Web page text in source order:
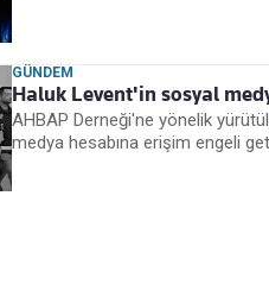
GÜNDEM
Haluk Levent'in sosyal
AHBAP Derneği'ne yönelik
medya hesabına erişim engeli